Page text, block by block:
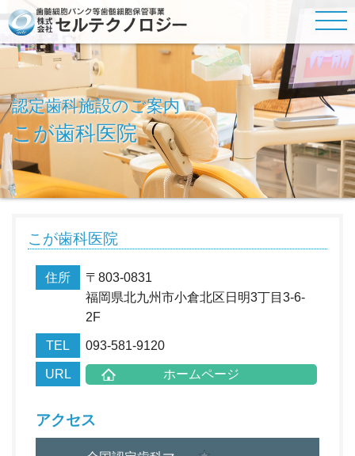
認定歯科施設のご案内
こが歯科医院
こが歯科医院
住所
〒803-0831
福岡県北九州市小倉北区日明3丁目3-6-
2F
TEL 093-581-9120
URL ホームページ
アクセス